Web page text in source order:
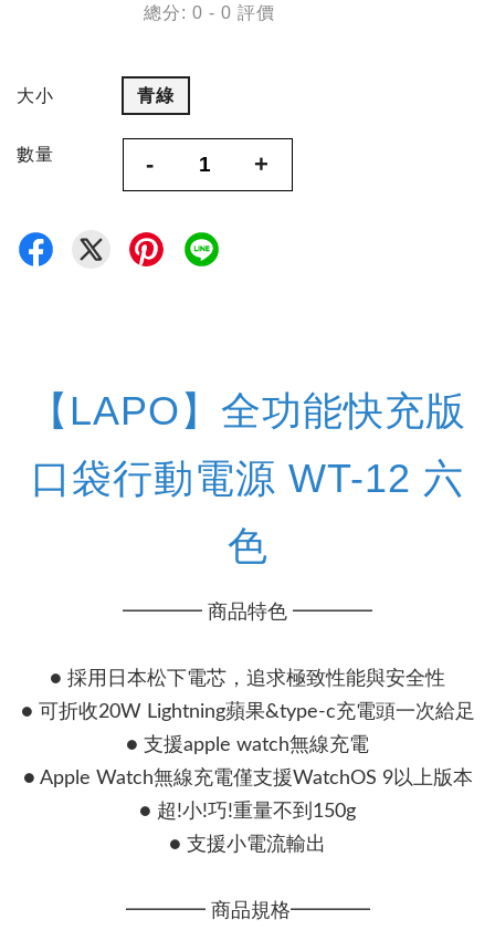
總分: 0 - 0 評價
大小 青綠
數量 - +
【LAPO】全功能快充版
口袋行動電源 WT-12 六
色
━━━━ 商品特色 ━━━━
● 採用日本松下電芯，追求極致性能與安全性
● 可折收20W Lightning蘋果&type-c充電頭一次給足
● 支援apple watch無線充電
● Apple Watch無線充電僅支援WatchOS 9以上版本
● 超!小!巧!重量不到150g
● 支援小電流輸出
━━━━ 商品規格━━━━